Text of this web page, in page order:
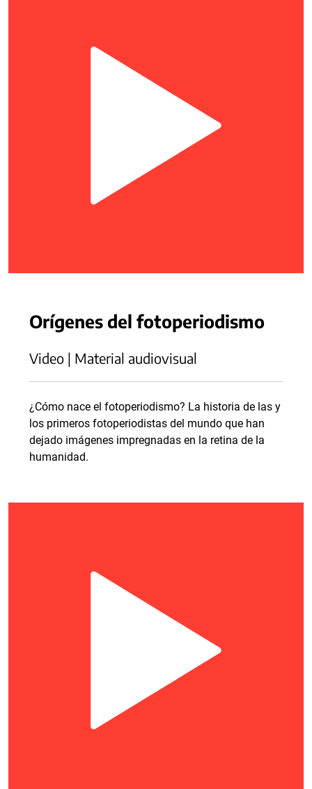
Orígenes del fotoperiodismo
Video | Material audiovisual
¿Cómo nace el fotoperiodismo? La historia de las y
los primeros fotoperiodistas del mundo que han
dejado imágenes impregnadas en la retina de la
humanidad.